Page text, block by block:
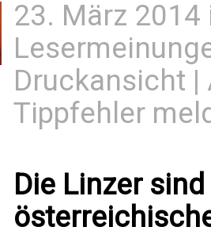
23. März
Druckansicht |
Tippfehler
Die Linzer